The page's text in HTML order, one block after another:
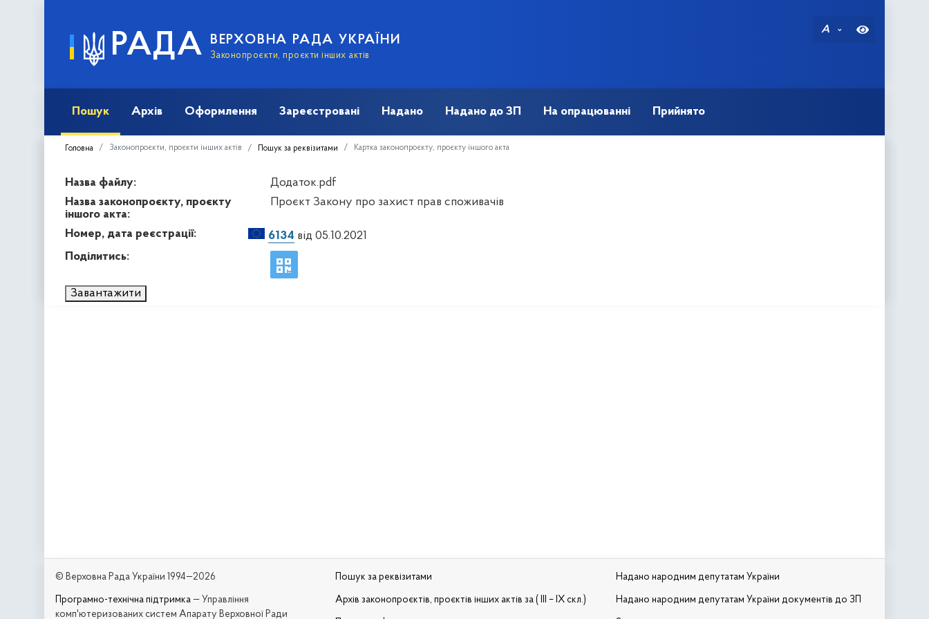
РАДА ВЕРХОВНА РАДА УКРАЇНИ
Законопроєкти, проєкти інших актів
A
Пошук Архів Оформлення Зареєстровані Надано Надано до ЗП На опрацюванні Прийнято
Головна Законопроєкти, проєкти інших актів Пошук за реквізитами Картка законопроєкту, проєкту іншого акта
Назва файлу:
Додаток.pdf
Назва законопроєкту, проєкту
іншого акта:
Проєкт Закону про захист прав споживачів
Номер, дата реєстрації: 6134 від 05.10.2021
Поділитись:
Завантажити
© Верховна Рада України 1994—2026
Програмно-технічна підтримка — Управління
комп'ютеризованих систем Апарату Верховної Ради
Пошук за реквізитами
Архів законопроєктів, проєктів інших актів за ( III – IX скл.)
Надано народним депутатам України
Надано народним депутатам України документів до ЗП